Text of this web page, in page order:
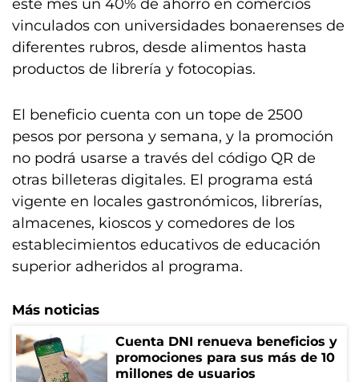
este mes un 40% de ahorro en comercios
vinculados con universidades bonaerenses de
diferentes rubros, desde alimentos hasta
productos de librería y fotocopias.
El beneficio cuenta con un tope de 2500
pesos por persona y semana, y la promoción
no podrá usarse a través del código QR de
otras billeteras digitales. El programa está
vigente en locales gastronómicos, librerías,
almacenes, kioscos y comedores de los
establecimientos educativos de educación
superior adheridos al programa.
Más noticias
Cuenta DNI renueva beneficios y
promociones para sus más de 10
millones de usuarios